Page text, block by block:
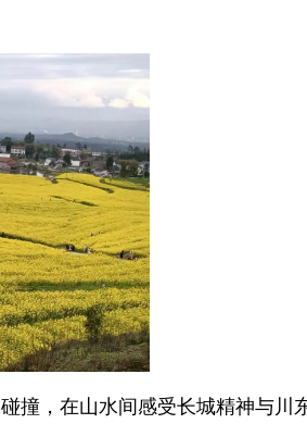
撞，在山水间感受长城精神与川